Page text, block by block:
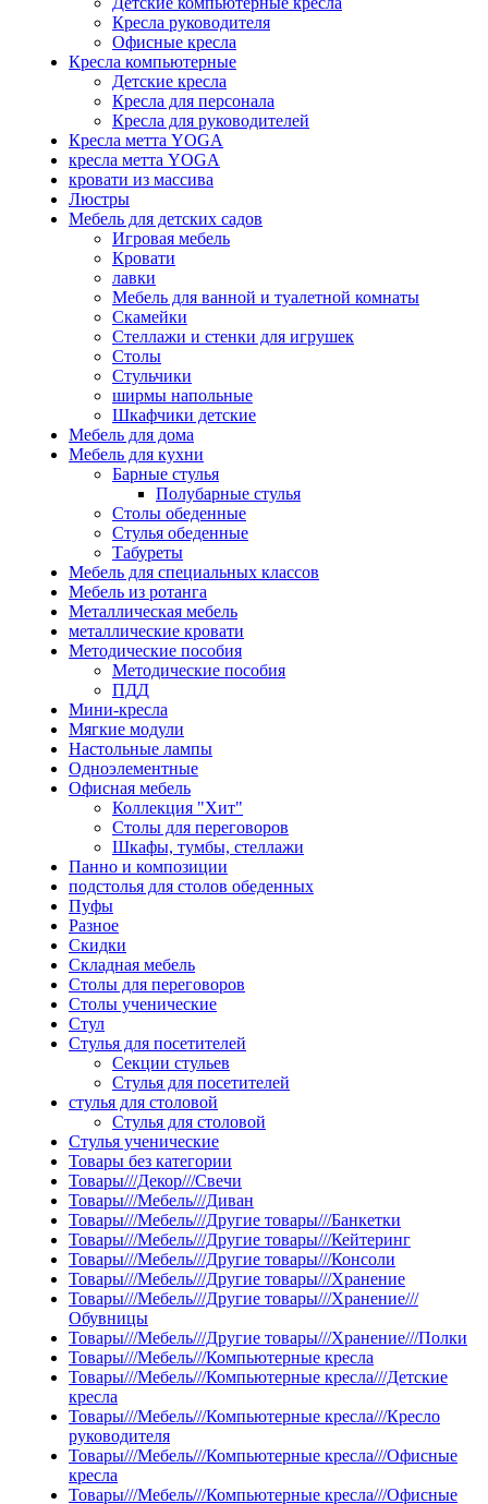
Кресла руководителя
Офисные кресла
Кресла компьютерные
Детские кресла
Кресла для персонала
Кресла для руководителей
Кресла метта YOGA
кресла метта YOGA
кровати из массива
Люстры
Мебель для детских садов
Игровая мебель
Кровати
лавки
Мебель для ванной и туалетной комнаты
Скамейки
Стеллажи и стенки для игрушек
Столы
Стульчики
ширмы напольные
Шкафчики детские
Мебель для дома
Мебель для кухни
Барные стулья
Полубарные стулья
Столы обеденные
Стулья обеденные
Табуреты
Мебель для специальных классов
Мебель из ротанга
Металлическая мебель
металлические кровати
Методические пособия
Методические пособия
ПДД
Мини-кресла
Мягкие модули
Настольные лампы
Одноэлементные
Офисная мебель
Коллекция "Хит"
Столы для переговоров
Шкафы, тумбы, стеллажи
Панно и композиции
подстолья для столов обеденных
Пуфы
Разное
Скидки
Складная мебель
Столы для переговоров
Столы ученические
Стул
Стулья для посетителей
Секции стульев
Стулья для посетителей
стулья для столовой
Стулья для столовой
Стулья ученические
Товары без категории
Товары///Декор///Свечи
Товары///Мебель///Диван
Товары///Мебель///Другие товары///Банкетки
Товары///Мебель///Другие товары///Кейтеринг
Товары///Мебель///Другие товары///Консоли
Товары///Мебель///Другие товары///Хранение
Товары///Мебель///Другие товары///Хранение///
Обувницы
Товары///Мебель///Другие товары///Хранение///Полки
Товары///Мебель///Компьютерные кресла
Товары///Мебель///Компьютерные кресла///Детские
кресла
Товары///Мебель///Компьютерные кресла///Кресло
руководителя
Товары///Мебель///Компьютерные кресла///Офисные
кресла
Товары///Мебель///Компьютерные кресла///Офисные